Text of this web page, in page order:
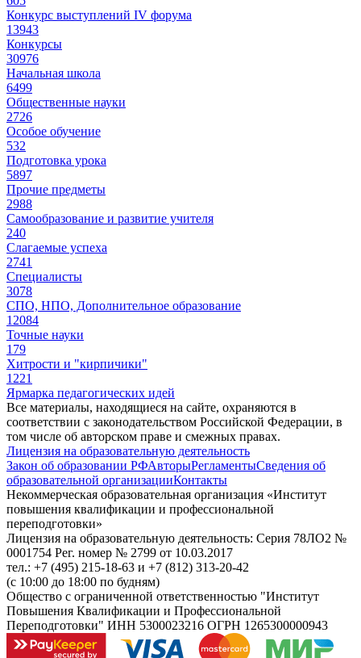
Конкурс выступлений IV форума
13943
Конкурсы
30976
Начальная школа
6499
Общественные науки
2726
Особое обучение
532
Подготовка урока
5897
Прочие предметы
2988
Самообразование и развитие учителя
240
Слагаемые успеха
2741
Специалисты
3078
СПО, НПО, Дополнительное образование
12084
Точные науки
179
Хитрости и "кирпичики"
1221
Ярмарка педагогических идей
Все материалы, находящиеся на сайте, охраняются в
соответствии с законодательством Российской Федерации, в
том числе об авторском праве и смежных правах.
Лицензия на образовательную деятельность
Закон об образовании РФАвторыРегламентыСведения об
образовательной организацииКонтакты
Некоммерческая образовательная организация «Институт
повышения квалификации и профессиональной
переподготовки»
Лицензия на образовательную деятельность: Серия 78ЛО2 №
0001754 Рег. номер № 2799 от 10.03.2017
тел.: +7 (495) 215-18-63 и +7 (812) 313-20-42
(с 10:00 до 18:00 по будням)
Общество с ограниченной ответственностью "Институт
Повышения Квалификации и Профессиональной
Переподготовки" ИНН 5300023216 ОГРН 1265300000943